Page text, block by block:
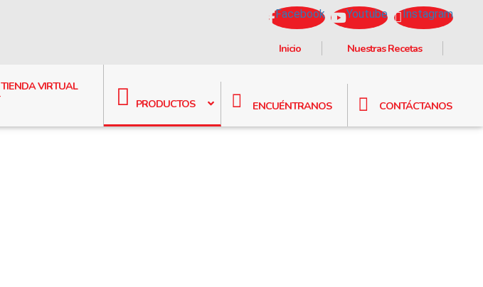
Facebook Youtube Instagram
Inicio Nuestras Recetas
TIENDA VIRTUAL
PRODUCTOS
ENCUÉNTRANOS CONTÁCTANOS